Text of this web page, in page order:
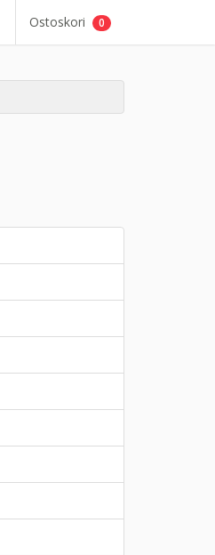
Ostoskori 0